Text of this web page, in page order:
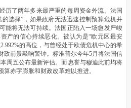
历了两年多来最严重的每周资金外流。法国
选择”，如果政府无法迅速控制预算危机并
能将无法可持续。法国正陷入一场愈发严峻
产的信心持续恶化。被认为是“欧元区最安
的高位，与曾经处于欧债危机中心的希
政前景敲响警钟。标准普尔今年5月将法国信
周五公布最新评估。而惠誉与穆迪此前均将
赤字膨胀和财政改革难以推进。